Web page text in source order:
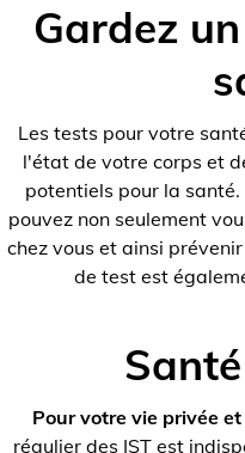
Gardez
Les tests pour votre
l'état de votre corps et
potentiels pour la santé.
pouvez non seulement
chez vous et ainsi
de test est
Pour votre vie privée
régulier des IST est